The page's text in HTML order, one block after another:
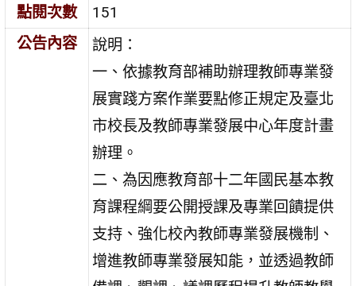
點閱次數
151
公告內容
說明：
一、依據教育部補助辦理教師專業發
展實踐方案作業要點修正規定及臺北
市校長及教師專業發展中心年度計畫
辦理。
二、為因應教育部十二年國民基本教
育課程綱要公開授課及專業回饋提供
支持、強化校內教師專業發展機制、
增進教師專業發展知能，並透過教師